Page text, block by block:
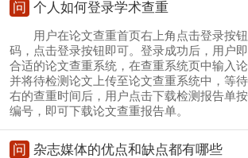
问 个人如何登录学术查重
用户在论文查重首页右上角点击登录按
码，点击登录按钮即可。登录成功后，用户
合适的论文查重系统，在查重系统页中输入
并将待检测论文上传至论文查重系统中，等
右的查重时间后，用户点击下载检测报告单
编号，即可下载论文查重报告单。
问 杂志媒体的优点和缺点都有哪些